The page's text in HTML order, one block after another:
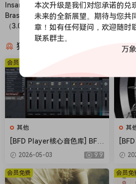
Insanity Samples New Orleans
Brass 2 v1.0.2 [KONTAKT]
（3.08Gb）
果器]
猜你喜欢
其他
[BFD Player核心音色库] BFD
Drums BFD Player Core Libr
ary v1.0.0.9-R2R（4.72GB）
2026-05-03 9.9
会员免费
其
摇
r
会员免费 会员免
本次升级是我们对您承诺的兑
未来的全新展望。期待与您共
章！如有任何疑问，欢迎随时
联系群主。
万